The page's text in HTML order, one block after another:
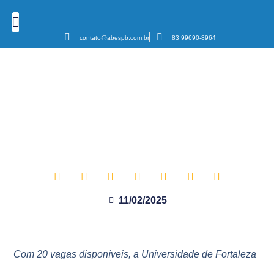
contato@abespb.com.br 83 99690-8964
11/02/2025
Com 20 vagas disponíveis, a Universidade de Fortaleza